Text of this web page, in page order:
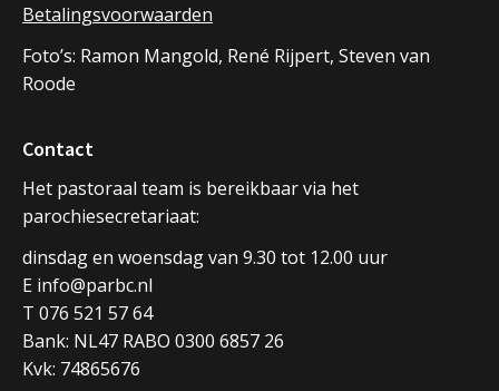
Betalingsvoorwaarden
Foto’s: Ramon Mangold, René Rijpert, Steven van
Roode
Contact
Het pastoraal team is bereikbaar via het
parochiesecretariaat:
dinsdag en woensdag van 9.30 tot 12.00 uur
E info@parbc.nl
T 076 521 57 64
Bank: NL47 RABO 0300 6857 26
Kvk: 74865676